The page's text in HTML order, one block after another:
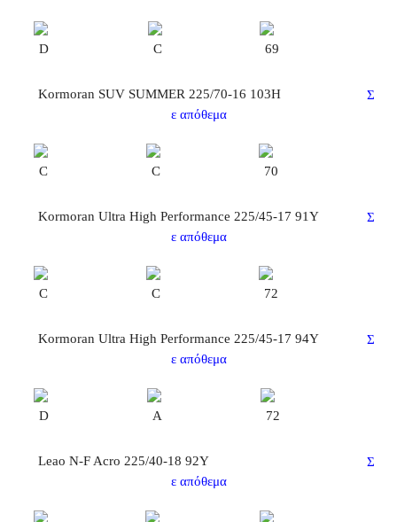
D C 69
Kormoran SUV SUMMER 225/70-16 103H
Σ
ε απόθεμα
C C 70
Kormoran Ultra High Performance 225/45-17 91Y
Σ
ε απόθεμα
C C 72
Kormoran Ultra High Performance 225/45-17 94Y
Σ
ε απόθεμα
D Α 72
Leao N-F Acro 225/40-18 92Y
Σ
ε απόθεμα